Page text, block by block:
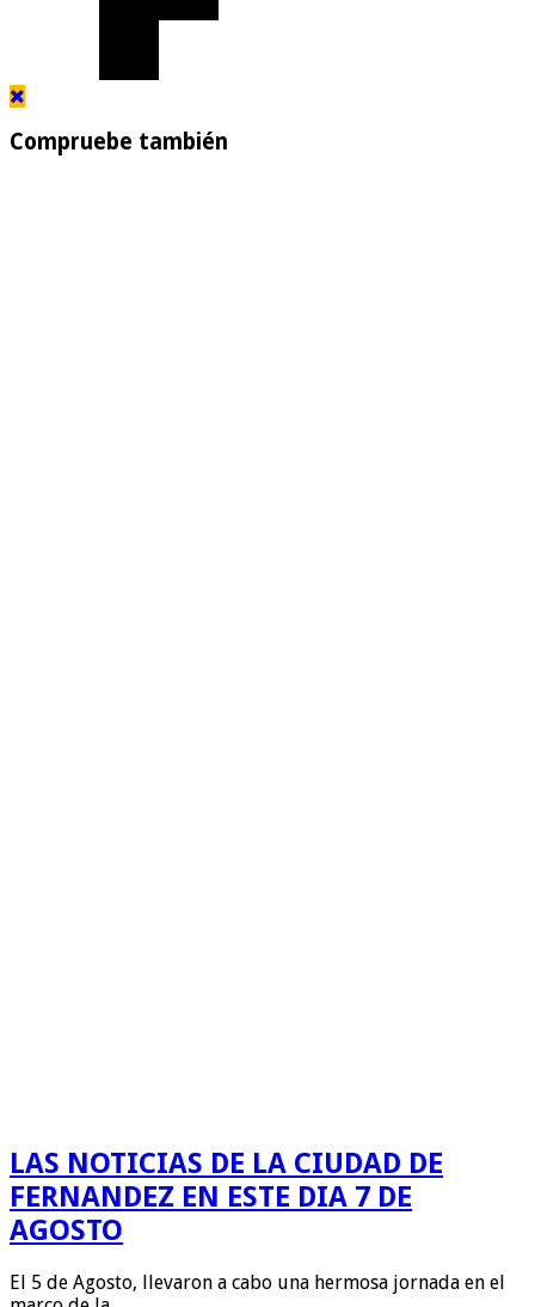
Compruebe también
LAS NOTICIAS DE LA CIUDAD DE
FERNANDEZ EN ESTE DIA 7 DE
AGOSTO
El 5 de Agosto, llevaron a cabo una hermosa jornada en el